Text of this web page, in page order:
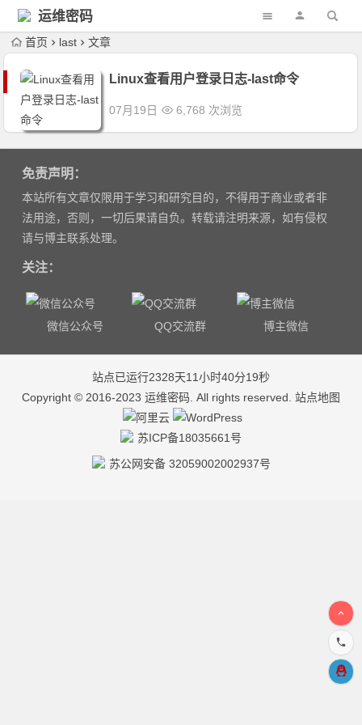
运维密码
首页 last 文章
Linux查看用户登录日志-last命令
07月19日 6,768 次浏览
免责声明：
本站所有文章仅限用于学习和研究目的，不得用于商业或者非
法用途，否则，一切后果请自负。转载请注明来源，如有侵权
请与博主联系处理。
关注：
微信公众号 QQ交流群 博主微信
站点已运行2328天11小时40分20秒
Copyright © 2016-2023 运维密码 . All rights reserved. 站点地图
苏ICP备18035661号
苏公网安备 32059002002937号